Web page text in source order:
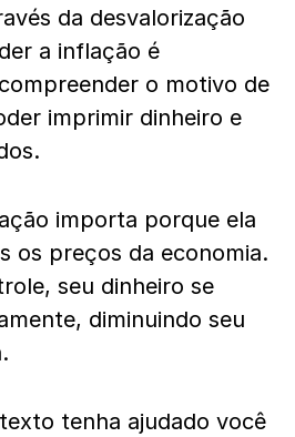
da desvalorização
a inflação é
o motivo de
imprimir dinheiro e
importa porque ela
os preços da economia.
seu dinheiro se
diminuindo seu
tenha ajudado você